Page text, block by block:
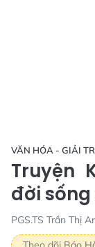
VĂN HÓA - GIẢI
Truyện
đời
PGS.TS Trần Thị